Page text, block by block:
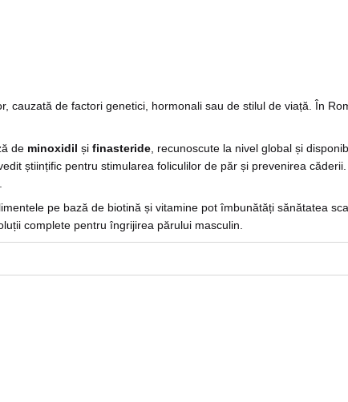
cauzată de factori genetici, hormonali sau de stilul de viață. În
de minoxidil și finasteride , recunoscute la nivel global și
științific pentru stimularea foliculilor de păr și prevenirea căderii.
pe bază de biotină și vitamine pot îmbunătăți sănătatea
complete pentru îngrijirea părului masculin.